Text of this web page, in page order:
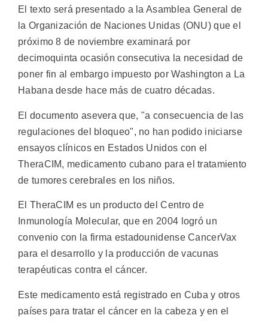
El texto será presentado a la Asamblea General de
la Organización de Naciones Unidas (ONU) que el
próximo 8 de noviembre examinará por
decimoquinta ocasión consecutiva la necesidad de
poner fin al embargo impuesto por Washington a La
Habana desde hace más de cuatro décadas.
El documento asevera que, "a consecuencia de las
regulaciones del bloqueo", no han podido iniciarse
ensayos clínicos en Estados Unidos con el
TheraCIM, medicamento cubano para el tratamiento
de tumores cerebrales en los niños.
El TheraCIM es un producto del Centro de
Inmunología Molecular, que en 2004 logró un
convenio con la firma estadounidense CancerVax
para el desarrollo y la producción de vacunas
terapéuticas contra el cáncer.
Este medicamento está registrado en Cuba y otros
países para tratar el cáncer en la cabeza y en el